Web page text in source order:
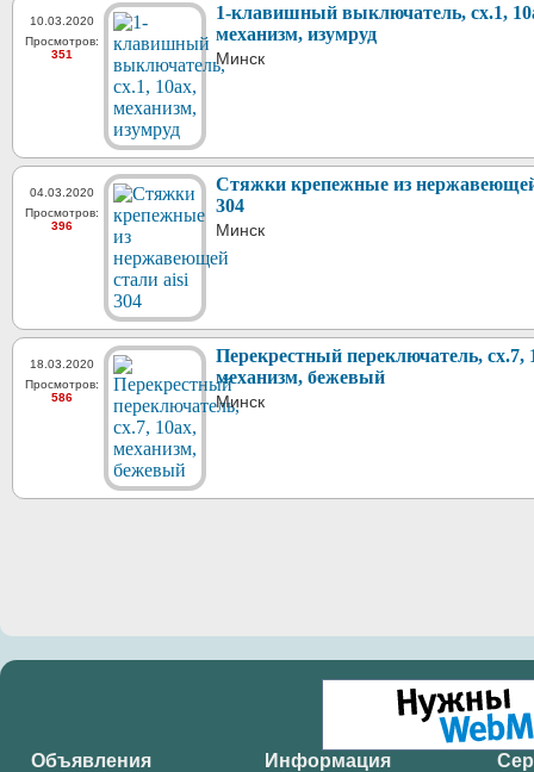
10.03.2020
Просмотров:
351
1-клавишный выключатель, сх.1,
механизм, изумруд
Минск
04.03.2020
Просмотров:
396
Стяжки крепежные из
304
Минск
18.03.2020
Просмотров:
586
Перекрестный переключатель, сх.7,
механизм, бежевый
Минск
Объявления Информация